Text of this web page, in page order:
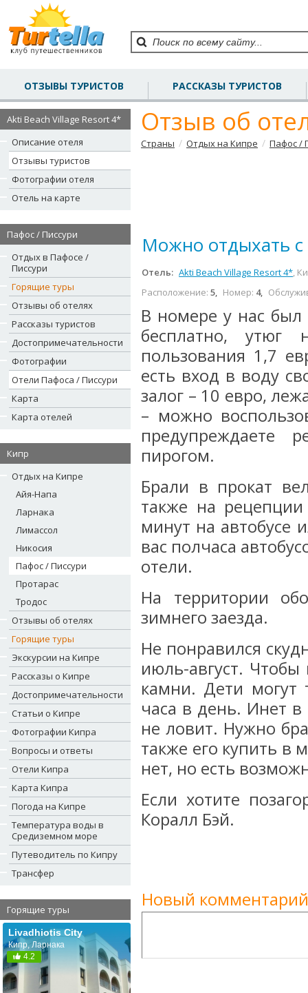
ОТЗЫВЫ ТУРИСТОВ РАССКАЗЫ ТУРИСТОВ
Akti Beach Village Resort 4*
Описание отеля
Отзывы туристов
Фотографии отеля
Отель на карте
Пафос / Писсури
Отдых в Пафосе /
Писсури
Горящие туры
Отзывы об отелях
Рассказы туристов
Достопримечательности
Фотографии
Отели Пафоса / Писсури
Карта
Карта отелей
Кипр
Отдых на Кипре
Айя-Напа
Ларнака
Лимассол
Никосия
Пафос / Писсури
Протарас
Тродос
Отзывы об отелях
Горящие туры
Экскурсии на Кипре
Рассказы о Кипре
Достопримечательности
Статьи о Кипре
Фотографии Кипра
Вопросы и ответы
Отели Кипра
Карта Кипра
Погода на Кипре
Температура воды в
Средиземном море
Путеводитель по Кипру
Трансфер
Горящие туры
Livadhiotis City
Кипр, Ларнака
4.2
Отзыв об
Страны / Отдых на Кипре / Пафос /
Можно отдыхать с
Отель: Akti Beach Village Resort 4*,
Расположение: 5, Номер: 4,
В номере у нас был
бесплатно, утюг
пользования 1,7
есть вход в воду
залог – 10 евро,
– можно
предупреждаете
пирогом.
Брали в прокат
также на
минут на автобусе
вас полчаса
отели.
На территории
зимнего заезда.
Не понравился
июль-август.
камни. Дети могут
часа в день. Инет
не ловит. Нужно
также его купить в
нет, но есть
Если хотите
Коралл Бэй.
Новый